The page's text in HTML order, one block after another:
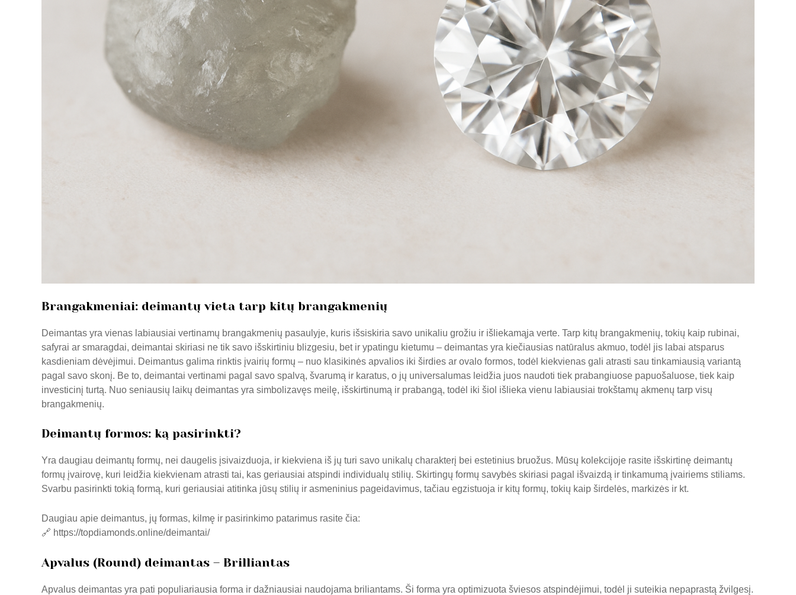
Brangakmeniai: deimantų vieta tarp kitų brangakmenių
Deimantas yra vienas labiausiai vertinamų brangakmenių pasaulyje, kuris išsiskiria savo unikaliu grožiu ir išliekamąja verte. Tarp kitų brangakmenių, tokių kaip rubinai,
safyrai ar smaragdai, deimantai skiriasi ne tik savo išskirtiniu blizgesiu, bet ir ypatingu kietumu – deimantas yra kiečiausias natūralus akmuo, todėl jis labai atsparus
kasdieniam dėvėjimui. Deimantus galima rinktis įvairių formų – nuo klasikinės apvalios iki širdies ar ovalo formos, todėl kiekvienas gali atrasti sau tinkamiausią variantą
pagal savo skonį. Be to, deimantai vertinami pagal savo spalvą, švarumą ir karatus, o jų universalumas leidžia juos naudoti tiek prabangiuose papuošaluose, tiek kaip
investicinį turtą. Nuo seniausių laikų deimantas yra simbolizavęs meilę, išskirtinumą ir prabangą, todėl iki šiol išlieka vienu labiausiai trokštamų akmenų tarp visų
brangakmenių.
Deimantų formos: ką pasirinkti?
Yra daugiau deimantų formų, nei daugelis įsivaizduoja, ir kiekviena iš jų turi savo unikalų charakterį bei estetinius bruožus. Mūsų kolekcijoje rasite išskirtinę deimantų
formų įvairovę, kuri leidžia kiekvienam atrasti tai, kas geriausiai atspindi individualų stilių. Skirtingų formų savybės skiriasi pagal išvaizdą ir tinkamumą įvairiems stiliams.
Svarbu pasirinkti tokią formą, kuri geriausiai atitinka jūsų stilių ir asmeninius pageidavimus, tačiau egzistuoja ir kitų formų, tokių kaip širdelės, markizės ir kt.
Daugiau apie deimantus, jų formas, kilmę ir pasirinkimo patarimus rasite čia:
🔗 https://topdiamonds.online/deimantai/
Apvalus (Round) deimantas – Brilliantas
Apvalus deimantas yra pati populiariausia forma ir dažniausiai naudojama briliantams. Ši forma yra optimizuota šviesos atspindėjimui, todėl ji suteikia nepaprastą žvilgesį.